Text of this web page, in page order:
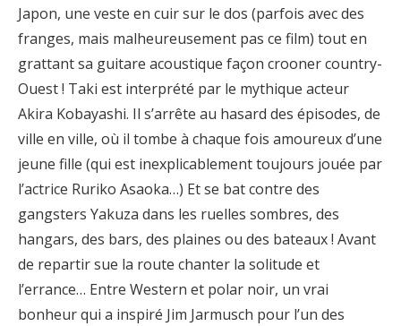
Japon, une veste en cuir sur le dos (parfois avec des
franges, mais malheureusement pas ce film) tout en
grattant sa guitare acoustique façon crooner country-
Ouest ! Taki est interprété par le mythique acteur
Akira Kobayashi. Il s’arrête au hasard des épisodes, de
ville en ville, où il tombe à chaque fois amoureux d’une
jeune fille (qui est inexplicablement toujours jouée par
l’actrice Ruriko Asaoka…) Et se bat contre des
gangsters Yakuza dans les ruelles sombres, des
hangars, des bars, des plaines ou des bateaux ! Avant
de repartir sue la route chanter la solitude et
l’errance… Entre Western et polar noir, un vrai
bonheur qui a inspiré Jim Jarmusch pour l’un des